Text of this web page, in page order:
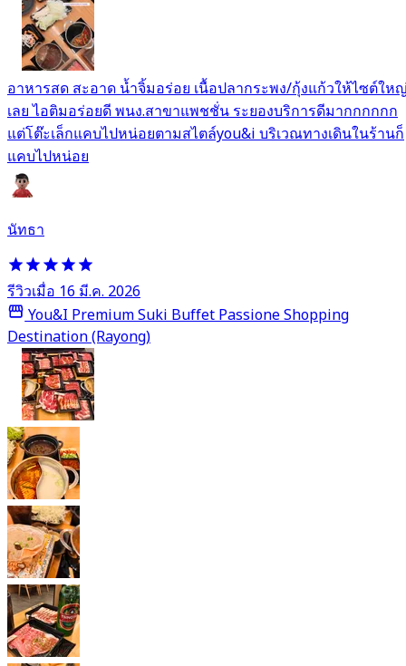
อาหารสด สะอาด น้ำจิ้มอร่อย เนื้อปลากระพง/กุ้งแก้วให้ไซต์ให
เลย ไอติมอร่อยดี พนง.สาขาแพชชั่น ระยองบริการดีมากกกกกก
แต่โต๊ะเล็กแคบไปหน่อยตามสไตล์you&i บริเวณทางเดินในร้านก็
แคบไปหน่อย
นัทธา
รีวิวเมื่อ 16 มี.ค. 2026
You&I Premium Suki Buffet Passione Shopping
Destination (Rayong)